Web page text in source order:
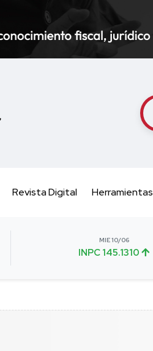
Revista Digital Herramientas
MIE 10/06
INPC 145.1310